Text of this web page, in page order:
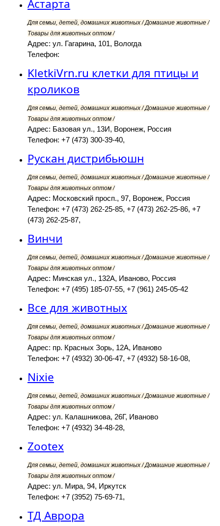
Астарта
Для семьи, детей, домашних животных / Домашние животные /
Товары для животных оптом /
Адрес: ул. Гагарина, 101, Вологда
Телефон:
KletkiVrn.ru клетки для птицы и
кроликов
Для семьи, детей, домашних животных / Домашние животные /
Товары для животных оптом /
Адрес: Базовая ул., 13И, Воронеж, Россия
Телефон: +7 (473) 300-39-40,
Рускан дистрибьюшн
Для семьи, детей, домашних животных / Домашние животные /
Товары для животных оптом /
Адрес: Московский просп., 97, Воронеж, Россия
Телефон: +7 (473) 262-25-85, +7 (473) 262-25-86, +7
(473) 262-25-87,
Винчи
Для семьи, детей, домашних животных / Домашние животные /
Товары для животных оптом /
Адрес: Минская ул., 132А, Иваново, Россия
Телефон: +7 (495) 185-07-55, +7 (961) 245-05-42
Все для животных
Для семьи, детей, домашних животных / Домашние животные /
Товары для животных оптом /
Адрес: пр. Красных Зорь, 12А, Иваново
Телефон: +7 (4932) 30-06-47, +7 (4932) 58-16-08,
Nixie
Для семьи, детей, домашних животных / Домашние животные /
Товары для животных оптом /
Адрес: ул. Калашникова, 26Г, Иваново
Телефон: +7 (4932) 34-48-28,
Zootex
Для семьи, детей, домашних животных / Домашние животные /
Товары для животных оптом /
Адрес: ул. Мира, 94, Иркутск
Телефон: +7 (3952) 75-69-71,
ТД Аврора